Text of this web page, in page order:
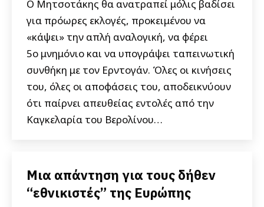
Ο Μητσοτάκης θα ανατραπεί μόλις βαδίσει
για πρόωρες εκλογές, προκειμένου να
«κάψει» την απλή αναλογική, να φέρει
5ο μνημόνιο και να υπογράψει ταπεινωτική
συνθήκη με τον Ερντογάν. Όλες οι κινήσεις
του, όλες οι αποφάσεις του, αποδεικνύουν
ότι παίρνει απευθείας εντολές από την
Καγκελαρία του Βερολίνου…
Μια απάντηση για τους δήθεν
“εθνικιστές” της Ευρώπης